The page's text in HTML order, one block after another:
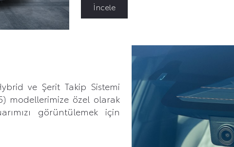
İncele
ve Şerit Takip Sistemi
modellerimize özel olarak
görüntülemek için